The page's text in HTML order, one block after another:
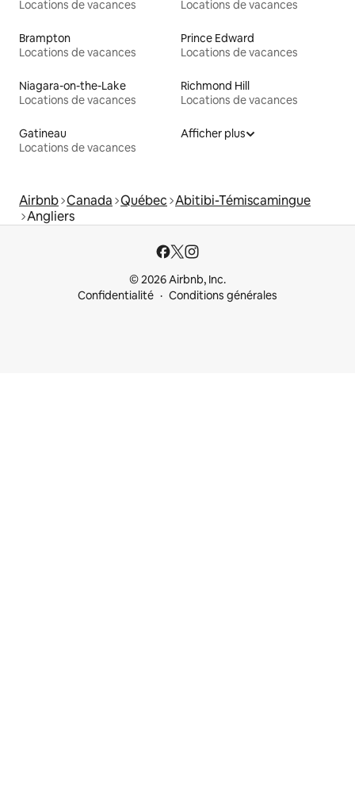
Locations de vacances Locations de vacances
Brampton
Locations de vacances
Prince Edward
Locations de vacances
Niagara-on-the-Lake
Locations de vacances
Richmond Hill
Locations de vacances
Gatineau
Locations de vacances
Afficher plus
Airbnb Canada Québec Abitibi-Témiscamingue
Angliers
© 2026 Airbnb, Inc.
Confidentialité
Conditions générales